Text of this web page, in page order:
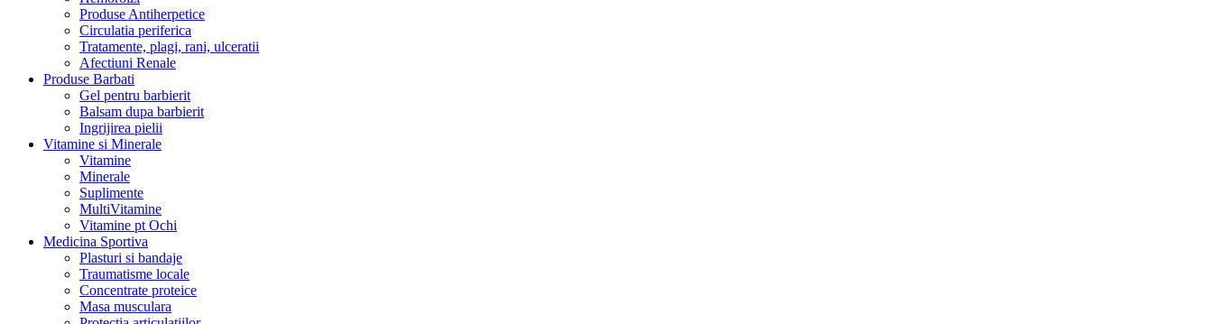
Produse Antiherpetice
Circulatia periferica
Tratamente, plagi, rani, ulceratii
Afectiuni Renale
Produse Barbati
Gel pentru barbierit
Balsam dupa barbierit
Ingrijirea pielii
Vitamine si Minerale
Vitamine
Minerale
Suplimente
MultiVitamine
Vitamine pt Ochi
Medicina Sportiva
Plasturi si bandaje
Traumatisme locale
Concentrate proteice
Masa musculara